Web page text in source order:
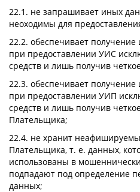
22.1. не запрашивает иных
неоходимы для
22.2. обеспечивает
при предоставлении УИС
средств и лишь получив
22.3. обеспечивает
при предоставлении УИП
средств и лишь получив
Плательщика;
22.4. не хранит
Плательщика, т. е. данных,
использованы в
подпадают под определение
данных;